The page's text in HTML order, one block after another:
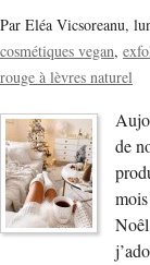
Par Eléa Vicsoreanu,
cosmétiques vegan
rouge à lèvres naturel
de